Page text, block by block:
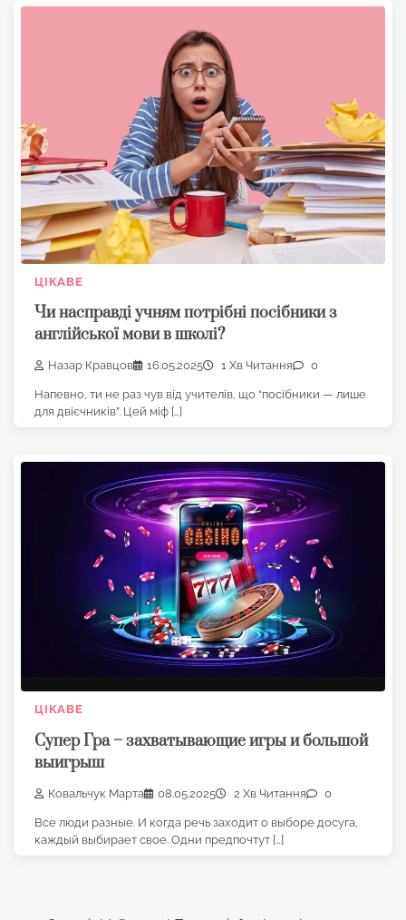
ЦІКАВЕ
Чи насправді учням потрібні посібники з
англійської мови в школі?
Назар Кравцов 16.05.2025 1 Хв Читання 0
Напевно, ти не раз чув від учителів, що “посібники — лише
для двієчників”. Цей міф […]
ЦІКАВЕ
Супер Гра – захватывающие игры и большой
выигрыш
Ковальчук Марта 08.05.2025 2 Хв Читання 0
Все люди разные. И когда речь заходит о выборе досуга,
каждый выбирает свое. Одни предпочтут […]